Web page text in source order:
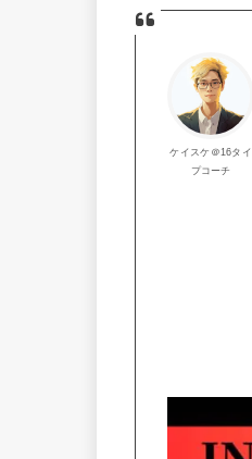
ケイスケ＠16タイ
プコーチ